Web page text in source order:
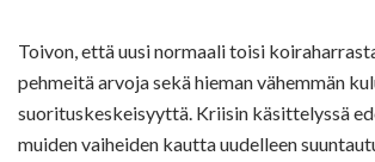
Toivon, että uusi normaali toisi
pehmeitä arvoja sekä hieman vähemmän
suorituskeskeisyyttä. Kriisin käsittelyssä
muiden vaiheiden kautta uudelleen